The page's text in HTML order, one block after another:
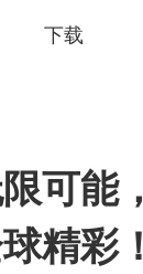
下载
可能，
精彩！